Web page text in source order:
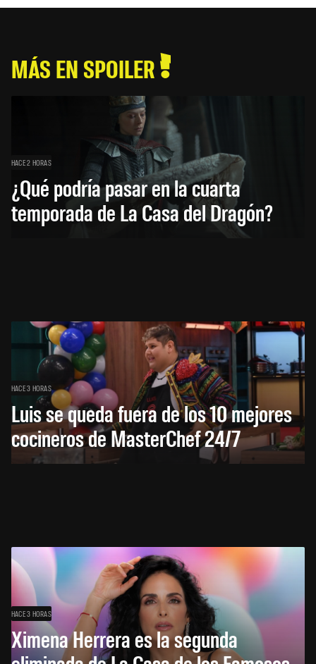
MÁS EN SPOILER
HACE 2 HORAS
¿Qué podría pasar en la cuarta
temporada de La Casa del Dragón?
HACE 3 HORAS
Luis se queda fuera de los 10 mejores
cocineros de MasterChef 24/7
HACE 3 HORAS
Ximena Herrera es la segunda